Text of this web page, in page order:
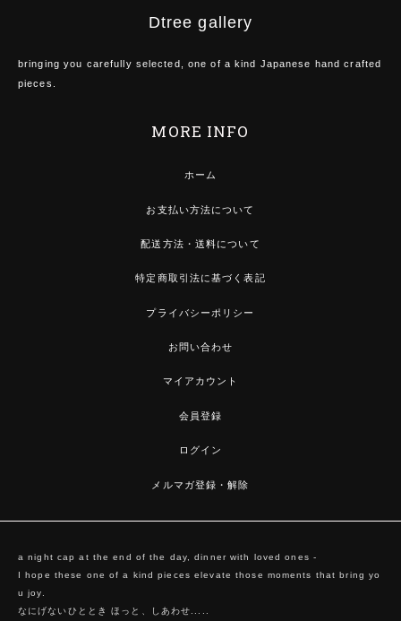
Dtree gallery
bringing you carefully selected, one of a kind Japanese hand crafted
pieces.
MORE INFO
ホーム
お支払い方法について
配送方法・送料について
特定商取引法に基づく表記
プライバシーポリシー
お問い合わせ
マイアカウント
会員登録
ログイン
メルマガ登録・解除
a night cap at the end of the day, dinner with loved ones -
I hope these one of a kind pieces elevate those moments that bring yo
u joy.
なにげないひととき ほっと、しあわせ.....